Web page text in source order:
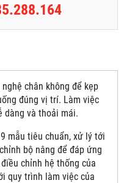
nghệ chân không để kẹp
đúng vị trí. Làm việc
dàng và thoải mái.
mẫu tiêu chuẩn, xử lý tới
bộ nâng để đáp ứng
chỉnh hệ thống của
quy trình làm việc của